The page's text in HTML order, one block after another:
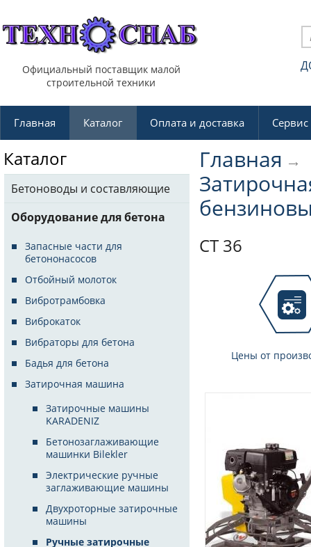
Официальный поставщик малой
строительной техники
Главная Каталог Оплата и доставка
Каталог
Бетоноводы и составляющие
Оборудование для бетона
Запасные части для
бетононасосов
Отбойный молоток
Вибротрамбовка
Виброкаток
Вибраторы для бетона
Бадья для бетона
Затирочная машина
Затирочные машины
KARADENIZ
Бетонозаглаживающие
машинки Bilekler
Электрические ручные
заглаживающие машины
Двухроторные затирочные
машины
Ручные затирочные
Главная
CT 36
Цены от